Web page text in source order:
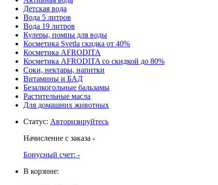
Детская вода
Вода 5 литров
Вода 19 литров
Кулеры, помпы для воды
Косметика Svetla скидка от 40%
Косметика AFRODITA
Косметика AFRODITA со скидкой до 80%
Соки, нектары, напитки
Витамины и БАД
Безалкогольные бальзамы
Растительные масла
Для домашних животных
Статус: Авторизируйтесь
Начисление с заказа -
Бонусный счет: -
В корзине: